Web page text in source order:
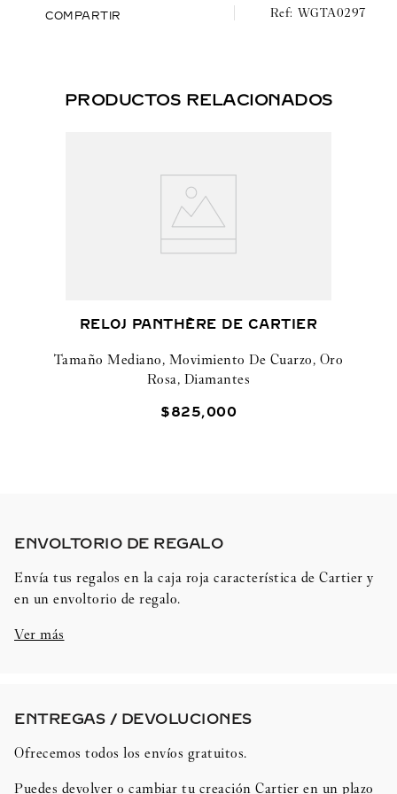
COMPARTIR WGTA0297
PRODUCTOS RELACIONADOS
RELOJ PANTHÈRE DE CARTIER
Tamaño Mediano, Movimiento De Cuarzo, Oro
Rosa, Diamantes
$825,000
ENVOLTORIO DE REGALO​
Envía tus regalos en la caja roja característica de Cartier y
en un envoltorio de regalo.
Ver más
ENTREGAS / DEVOLUCIONES​
Ofrecemos todos los envíos gratuitos.
Puedes devolver o cambiar tu creación Cartier en un plazo